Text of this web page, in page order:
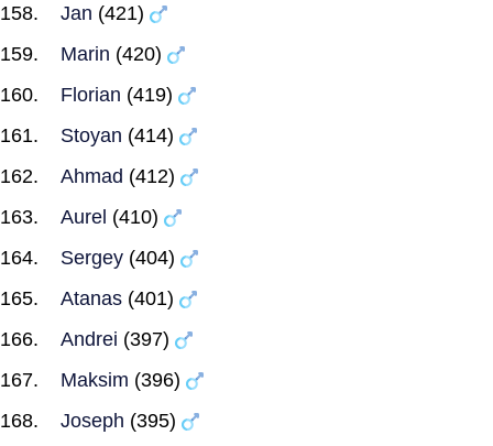
Jan (421)
Marin (420)
Florian (419)
Stoyan (414)
Ahmad (412)
Aurel (410)
Sergey (404)
Atanas (401)
Andrei (397)
Maksim (396)
Joseph (395)